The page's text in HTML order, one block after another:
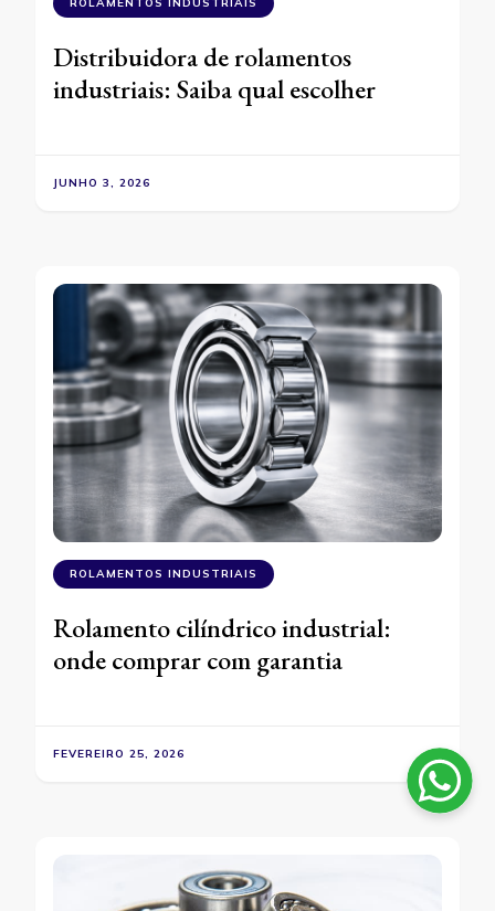
Distribuidora de rolamentos
industriais: Saiba qual escolher
JUNHO 3, 2026
ROLAMENTOS INDUSTRIAIS
Rolamento cilíndrico industrial:
onde comprar com garantia
FEVEREIRO 25, 2026